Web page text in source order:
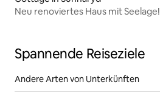
Neu renoviertes Haus mit Seelage!
Spannende Reiseziele
Andere Arten von Unterkünften